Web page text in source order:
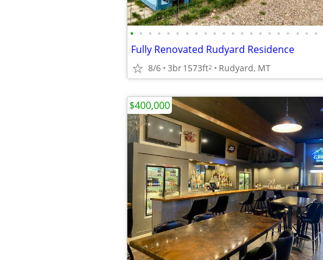
• • • • • • • • • • • • • • • • • • • • •
Fully Renovated Rudyard Residence
8/6 3br1573ft2 Rudyard, MT
$400,000